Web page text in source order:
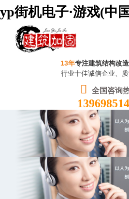
yp街机电子·游戏(中
13年专注建筑结构改
行业十佳诚信企业、
全国咨询